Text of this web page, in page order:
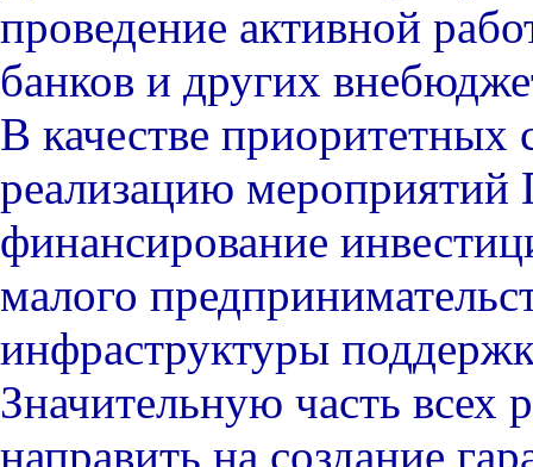
проведение активной
банков и других
В качестве приоритетных
реализацию
финансирование
малого
инфраструктуры
Значительную часть всех
направить на создание